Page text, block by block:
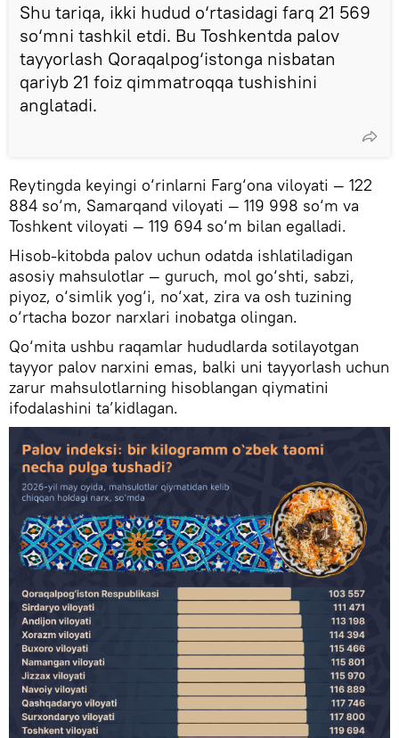
Shu tariqa, ikki hudud o‘rtasidagi farq 21 569
so‘mni tashkil etdi. Bu Toshkentda palov
tayyorlash Qoraqalpog‘istonga nisbatan
qariyb 21 foiz qimmatroqqa tushishini
anglatadi.
Reytingda keyingi o‘rinlarni Farg‘ona viloyati — 122
884 so‘m, Samarqand viloyati — 119 998 so‘m va
Toshkent viloyati — 119 694 so‘m bilan egalladi.
Hisob-kitobda palov uchun odatda ishlatiladigan
asosiy mahsulotlar — guruch, mol go‘shti, sabzi,
piyoz, o‘simlik yog‘i, no‘xat, zira va osh tuzining
o‘rtacha bozor narxlari inobatga olingan.
Qo‘mita ushbu raqamlar hududlarda sotilayotgan
tayyor palov narxini emas, balki uni tayyorlash uchun
zarur mahsulotlarning hisoblangan qiymatini
ifodalashini ta’kidlagan.